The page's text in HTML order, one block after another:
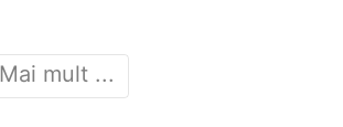
Mai mult ...